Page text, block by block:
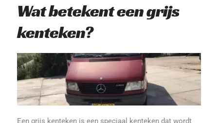
Wat betekent een grijs
kenteken?
Een grijs kenteken is een speciaal kenteken dat wordt